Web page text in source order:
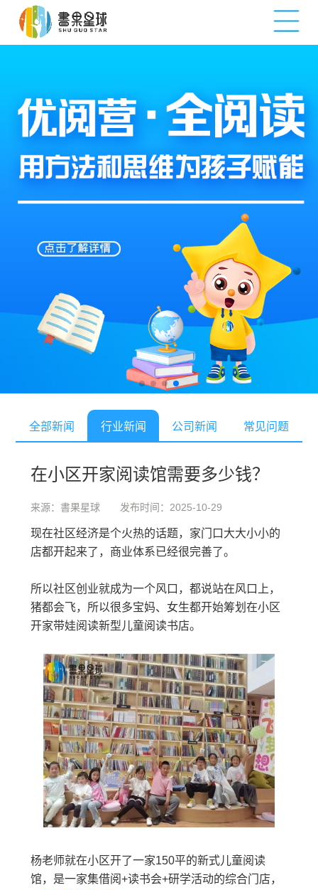
全部新闻 行业新闻 公司新闻 常见问题
在小区开家阅读馆需要多少钱？
来源：書果星球 发布时间：2025-10-29
现在社区经济是个火热的话题，家门口大大小小的
店都开起来了，商业体系已经很完善了。
所以社区创业就成为一个风口，都说站在风口上，
猪都会飞，所以很多宝妈、女生都开始筹划在小区
开家带娃阅读新型儿童阅读书店。
杨老师就在小区开了一家150平的新式儿童阅读
馆，是一家集借阅+读书会+研学活动的综合门店，